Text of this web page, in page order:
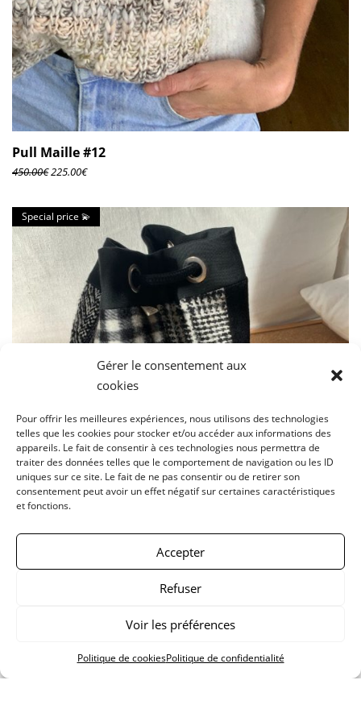
Gérer le consentement aux
cookies
Pour offrir les meilleures expériences, nous utilisons des technologies
telles que les cookies pour stocker et/ou accéder aux informations des
appareils. Le fait de consentir à ces technologies nous permettra de
traiter des données telles que le comportement de navigation ou les ID
uniques sur ce site. Le fait de ne pas consentir ou de retirer son
consentement peut avoir un effet négatif sur certaines caractéristiques
et fonctions.
Accepter
Refuser
Voir les préférences
Politique de cookiesPolitique de confidentialité
Pull Maille #12
450.00€225.00€
Special price 💫
Sac seau patchwork #Sam 9 N&B